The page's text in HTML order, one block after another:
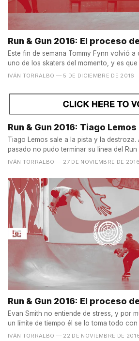
Run & Gun 2016: El proceso
Este fin de semana Tommy Fynn volvió
uno de los skaters del momento, y es que
IVÁN TORRALBO — 5 DE DICIEMBRE DE 2016
Run & Gun 2016: Tiago Lemos
Tiago Lemos sale a la pista y la destroza.
pasado no pudo terminar su línea del Run
IVÁN TORRALBO — 27 DE NOVIEMBRE DE 2016
Run & Gun 2016: El proceso
Evan Smith no entiende de stress, y por
un límite de tiempo él se lo toma todo con
IVÁN TORRALBO — 22 DE NOVIEMBRE DE